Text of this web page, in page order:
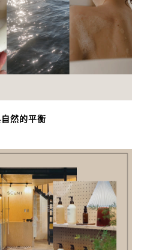
然的平衡